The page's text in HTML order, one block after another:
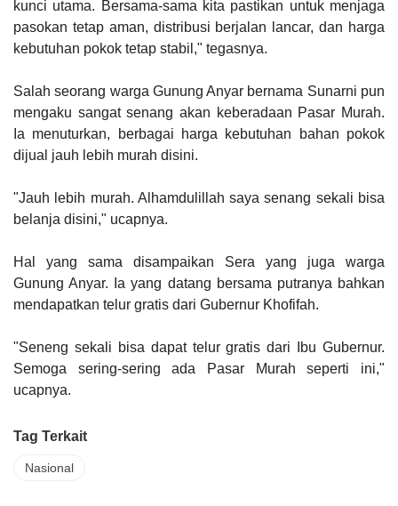
kunci utama. Bersama-sama kita pastikan untuk menjaga
pasokan tetap aman, distribusi berjalan lancar, dan harga
kebutuhan pokok tetap stabil," tegasnya.
Salah seorang warga Gunung Anyar bernama Sunarni pun
mengaku sangat senang akan keberadaan Pasar Murah.
Ia menuturkan, berbagai harga kebutuhan bahan pokok
dijual jauh lebih murah disini.
"Jauh lebih murah. Alhamdulillah saya senang sekali bisa
belanja disini," ucapnya.
Hal yang sama disampaikan Sera yang juga warga
Gunung Anyar. Ia yang datang bersama putranya bahkan
mendapatkan telur gratis dari Gubernur Khofifah.
"Seneng sekali bisa dapat telur gratis dari Ibu Gubernur.
Semoga sering-sering ada Pasar Murah seperti ini,"
ucapnya.
Tag Terkait
Nasional